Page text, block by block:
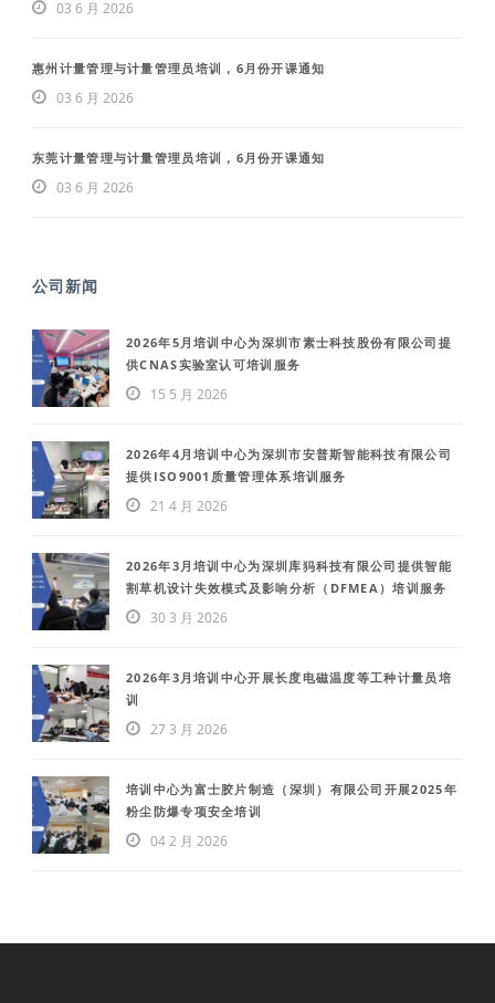
03 6 月 2026
惠州计量管理与计量管理员培训，6月份开课通知
03 6 月 2026
东莞计量管理与计量管理员培训，6月份开课通知
03 6 月 2026
公司新闻
2026年5月培训中心为深圳市素士科技股份有限公司提
供CNAS实验室认可培训服务
15 5 月 2026
2026年4月培训中心为深圳市安普斯智能科技有限公司
提供ISO9001质量管理体系培训服务
21 4 月 2026
2026年3月培训中心为深圳库犸科技有限公司提供智能
割草机设计失效模式及影响分析（DFMEA）培训服务
30 3 月 2026
2026年3月培训中心开展长度电磁温度等工种计量员培
训
27 3 月 2026
培训中心为富士胶片制造（深圳）有限公司开展2025年
粉尘防爆专项安全培训
04 2 月 2026